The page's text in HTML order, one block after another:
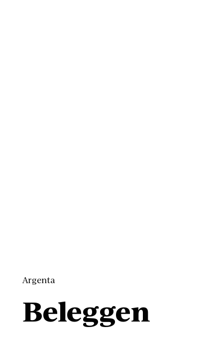
Argenta
Beleggen